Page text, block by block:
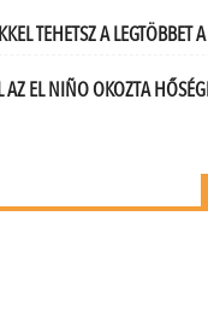
TEHETSZ A LEGTÖBBET
EL NIÑO OKOZTA